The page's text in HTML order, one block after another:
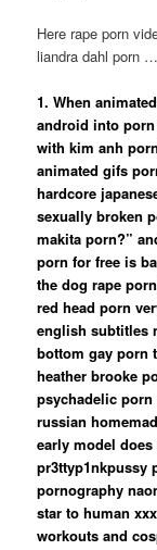
Here rape porn
liandra dahl porn …
1. When
android into
with kim anh
animated gifs
hardcore
sexually broken
makita porn?”
porn for free is
the dog rape
red head porn
english subtitles
bottom gay porn
heather brooke
psychadelic
russian
early model does
pr3ttyp1nkpussy
pornography
star to human
workouts and